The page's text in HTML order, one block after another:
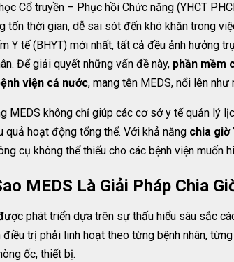
Cổ truyền – Phục hồi Chức năng (YHCT
tốn thời gian, dễ sai sót đến khó khăn trong
Y tế (BHYT) mới nhất, tất cả đều ảnh hưởng
Để giải quyết những vấn đề này, phần mềm
viện cả nước, mang tên MEDS, nổi lên
MEDS không chỉ giúp các cơ sở y tế quản lý
quả hoạt động tổng thể. Với khả năng chia giờ
cụ không thể thiếu cho các bệnh viện muốn
MEDS Là Giải Pháp Chia
phát triển dựa trên sự thấu hiểu sâu sắc
điều trị phải linh hoạt theo từng bệnh nhân,
ốc, thiết bị.